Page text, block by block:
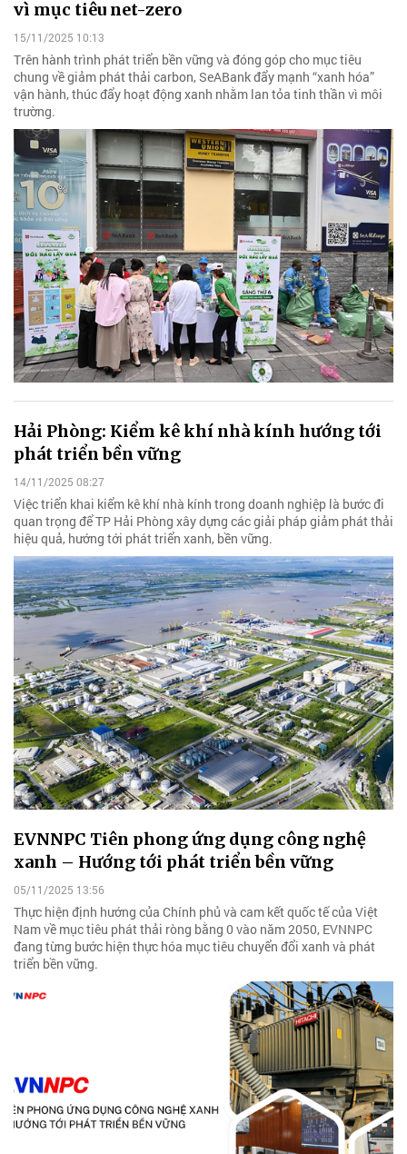
vì mục tiêu net-zero
15/11/2025 10:13
Trên hành trình phát triển bền vững và đóng góp cho mục tiêu
chung về giảm phát thải carbon, SeABank đẩy mạnh “xanh hóa”
vận hành, thúc đẩy hoạt động xanh nhằm lan tỏa tinh thần vì môi
trường.
Hải Phòng: Kiểm kê khí nhà kính hướng tới
phát triển bền vững
14/11/2025 08:27
Việc triển khai kiểm kê khí nhà kính trong doanh nghiệp là bước đi
quan trọng để TP Hải Phòng xây dựng các giải pháp giảm phát thải
hiệu quả, hướng tới phát triển xanh, bền vững.
EVNNPC Tiên phong ứng dụng công nghệ
xanh – Hướng tới phát triển bền vững
05/11/2025 13:56
Thực hiện định hướng của Chính phủ và cam kết quốc tế của Việt
Nam về mục tiêu phát thải ròng bằng 0 vào năm 2050, EVNNPC
đang từng bước hiện thực hóa mục tiêu chuyển đổi xanh và phát
triển bền vững.